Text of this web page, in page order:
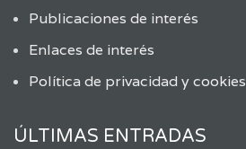
Publicaciones de interés
Enlaces de interés
Política de privacidad y cookies
ÚLTIMAS ENTRADAS